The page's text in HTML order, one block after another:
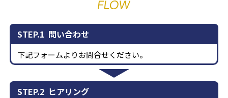
STEP.1 問い合わせ
下記フォームよりお問合せください。
STEP.2 ヒアリング